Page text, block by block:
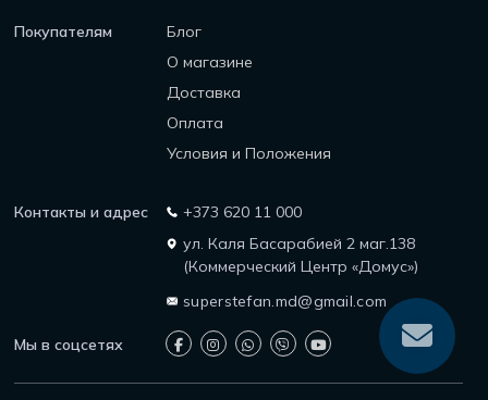
Покупателям
Блог
О магазине
Доставка
Оплата
Условия и Положения
Контакты и адрес
+373 620 11 000
ул. Каля Басарабией 2 маг.138
(Коммерческий Центр «Домус»)
superstefan.md@gmail.com
Мы в соцсетях